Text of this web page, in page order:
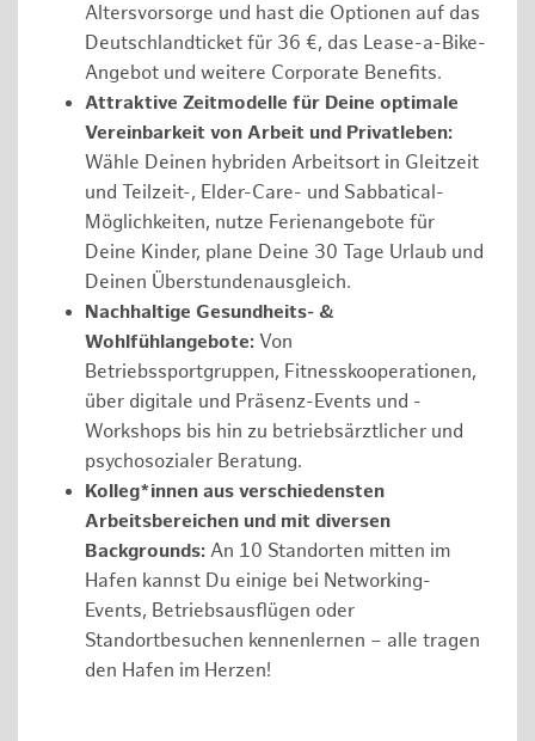
Altersvorsorge und hast die Optionen auf das
Deutschlandticket für 36 €, das Lease-a-Bike-
Angebot und weitere Corporate Benefits.
Attraktive Zeitmodelle für Deine optimale
Vereinbarkeit von Arbeit und Privatleben:
Wähle Deinen hybriden Arbeitsort in Gleitzeit
und Teilzeit-, Elder-Care- und Sabbatical-
Möglichkeiten, nutze Ferienangebote für
Deine Kinder, plane Deine 30 Tage Urlaub und
Deinen Überstundenausgleich.
Nachhaltige Gesundheits- &
Wohlfühlangebote: Von
Betriebssportgruppen, Fitnesskooperationen,
über digitale und Präsenz-Events und -
Workshops bis hin zu betriebsärztlicher und
psychosozialer Beratung.
Kolleg*innen aus verschiedensten
Arbeitsbereichen und mit diversen
Backgrounds: An 10 Standorten mitten im
Hafen kannst Du einige bei Networking-
Events, Betriebsausflügen oder
Standortbesuchen kennenlernen – alle tragen
den Hafen im Herzen!